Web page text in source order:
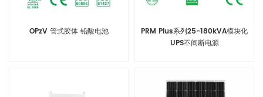
OPzV 管式胶体 铅酸电池
PRM Plus系列25-180kVA模块化
UPS不间断电源